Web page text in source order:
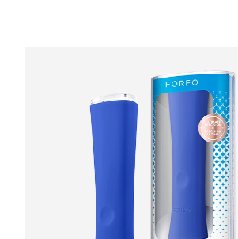
ESPADA™ 設備
All acne treatment
眼部護理設備
All revitalizing eye
KIWI™ 皮肤护理
Advanced pore care
LUNA™ Dual-
Serum
For healthy hair
Dual LED + sonic device
issa™ Teeth
18% PAP
男士
預